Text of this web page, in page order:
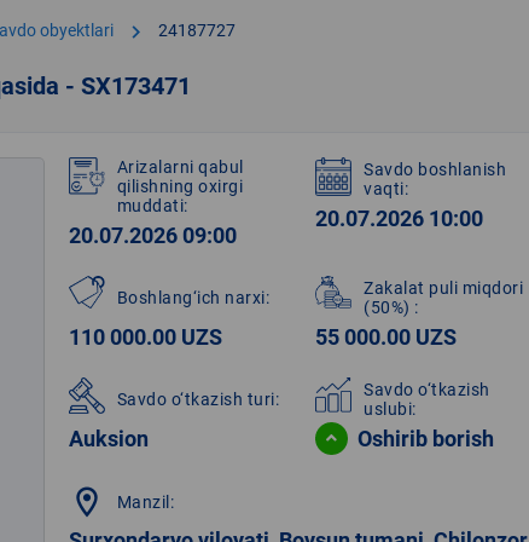
obyektlari chevron_right 24187727
- SX173471
Arizalarni qabul
qilishning oxirgi
muddati:
20.07.2026 09:00
Savdo boshlanish
vaqti:
20.07.2026 10:00
Boshlang‘ich narxi:
110 000.00 UZS
Zakalat puli miqdori
(50%) :
55 000.00 UZS
Savdo o‘tkazish turi:
Auksion
Savdo o‘tkazish
uslubi:
Oshirib borish
location_on Manzil: